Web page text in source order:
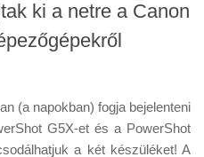
ki a netre a Canon
(a napokban) fogja bejelenteni
G5X-et és a PowerShot
a két készüléket! A